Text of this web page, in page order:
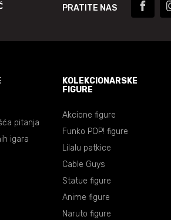
PRATITE NAS
pitanja
igara
KOLEKCIONARSKE
FIGURE
Akcione figure
Funko POP! figure
Lilalu patkice
Cable Guys
Statue figure
Anime figure
Naruto figure